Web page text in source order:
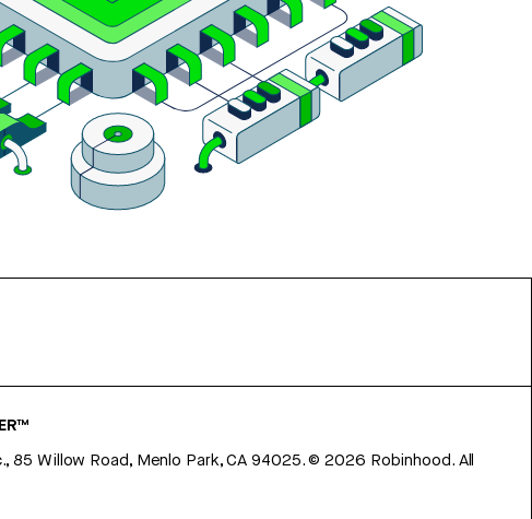
85 Willow Road, Menlo Park, CA 94025.©2026 Robinhood. All